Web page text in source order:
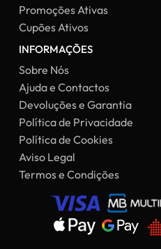
Promoções Ativas
Cupões Ativos
INFORMAÇÕES
Sobre Nós
Ajuda e Contactos
Devoluções e Garantia
Política de Privacidade
Política de Cookies
Aviso Legal
Termos e Condições